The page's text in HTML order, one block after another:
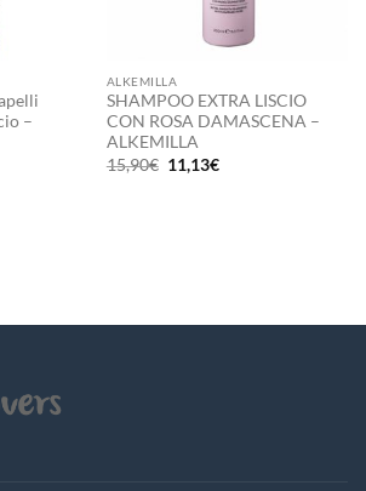
–
ALKEMILLA
SHAMPOO EXTRA LISCIO
CON ROSA DAMASCENA –
ALKEMILLA
15,90€ Il
prezzo
11,13€Il